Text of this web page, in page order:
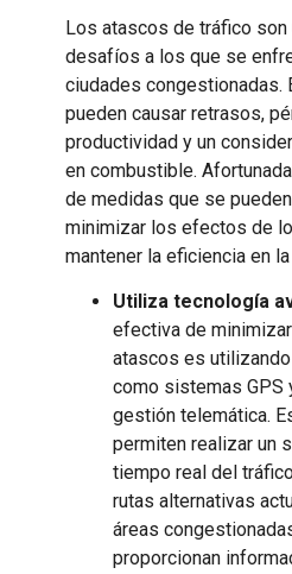
Los atascos de tráfico
desafíos a los que se
ciudades congestionadas.
pueden causar retrasos,
productividad y un
en combustible.
de medidas que se
minimizar los efectos de
mantener la eficiencia en
Utiliza tecnología
efectiva de
atascos es
como sistemas GPS
gestión telemática.
permiten realizar un
tiempo real del
rutas alternativas
áreas
proporcionan